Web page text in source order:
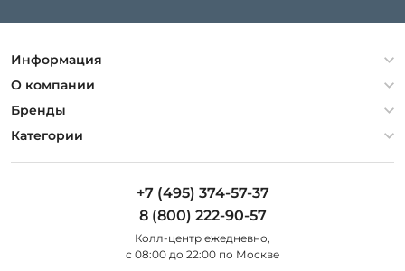
Информация
Политика конфиденциальности
Гарантия
Оплата и доставка
О компании
О компании
Контакты
Бренды
Artelamp
Категории
Люстры
Уличные светильники
+7 (495) 374-57-37
8 (800) 222-90-57
Колл-центр eжедневно,
с 08:00 до 22:00 по Москве